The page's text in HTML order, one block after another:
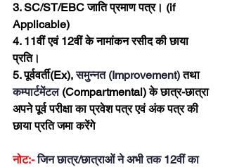
3. SC/ST/EBC जाति प्रमाण पत्र। (if
Applicable)
4. 11वीं एवं 12वीं के नामांकन रसीद की छाया
प्रति।
5. पूर्ववर्ती(Ex), समुन्नत (Improvement) तथा
कम्पार्टमेंटल (Compartmental) के छात्र-छात्रा
अपने पूर्व परीक्षा का प्रवेश पत्र एवं अंक पत्र की
छाया प्रति जमा करेंगे
नोट:- जिन छात्र/छात्राओं ने अभी तक 12वीं का